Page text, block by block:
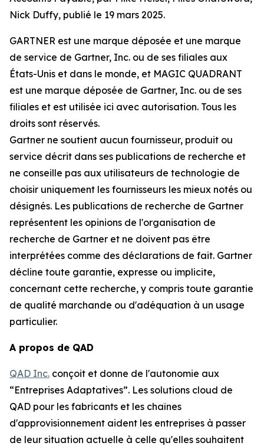
Nick Duffy, publié le 19 mars 2025.
GARTNER est une marque déposée et une marque
de service de Gartner, Inc. ou de ses filiales aux
États-Unis et dans le monde, et MAGIC QUADRANT
est une marque déposée de Gartner, Inc. ou de ses
filiales et est utilisée ici avec autorisation. Tous les
droits sont réservés.
Gartner ne soutient aucun fournisseur, produit ou
service décrit dans ses publications de recherche et
ne conseille pas aux utilisateurs de technologie de
choisir uniquement les fournisseurs les mieux notés ou
désignés. Les publications de recherche de Gartner
représentent les opinions de l'organisation de
recherche de Gartner et ne doivent pas être
interprétées comme des déclarations de fait. Gartner
décline toute garantie, expresse ou implicite,
concernant cette recherche, y compris toute garantie
de qualité marchande ou d'adéquation à un usage
particulier.
A propos de QAD
QAD Inc. conçoit et donne de l'autonomie aux
“Entreprises Adaptatives”. Les solutions cloud de
QAD pour les fabricants et les chaînes
d'approvisionnement aident les entreprises à passer
de leur situation actuelle à celle qu'elles souhaitent